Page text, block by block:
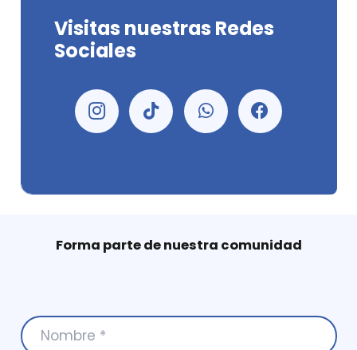
Visitas nuestras Redes
Sociales
Forma parte de nuestra comunidad